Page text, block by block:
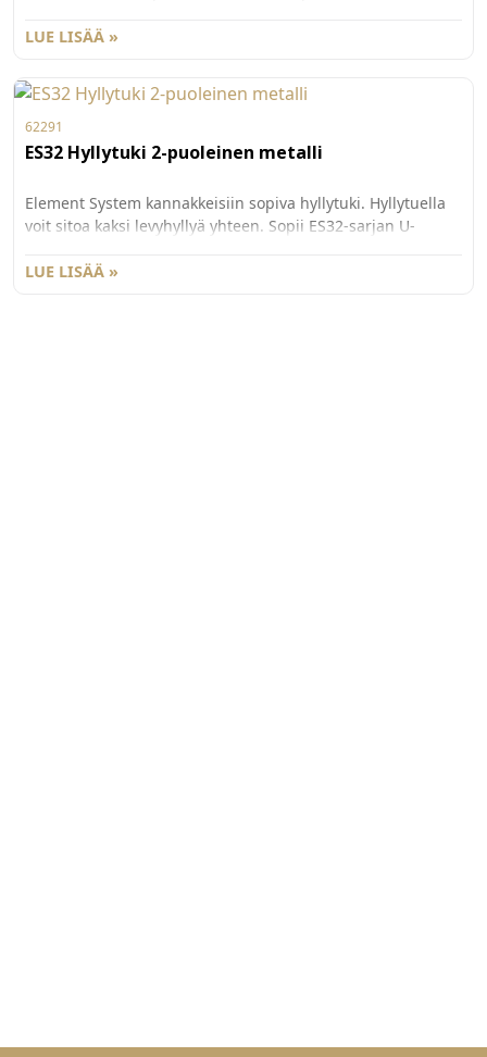
ristipäisiä uppokantaruuveja.
LUE LISÄÄ »
62291
ES32 Hyllytuki 2-puoleinen metalli
Element System kannakkeisiin sopiva hyllytuki. Hyllytuella
voit sitoa kaksi levyhyllyä yhteen. Sopii ES32-sarjan U-
LUE LISÄÄ »